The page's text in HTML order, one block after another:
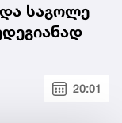
საგოლე
20:01